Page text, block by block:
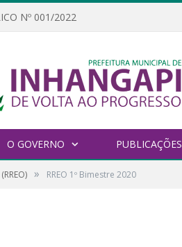
Nº 001/2022
O GOVERNO PUBLICAÇÕES
» RREO 1º Bimestre 2020